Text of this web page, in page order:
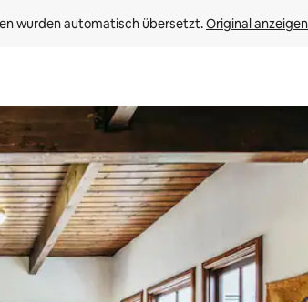
wurden automatisch übersetzt. Original anzeigen